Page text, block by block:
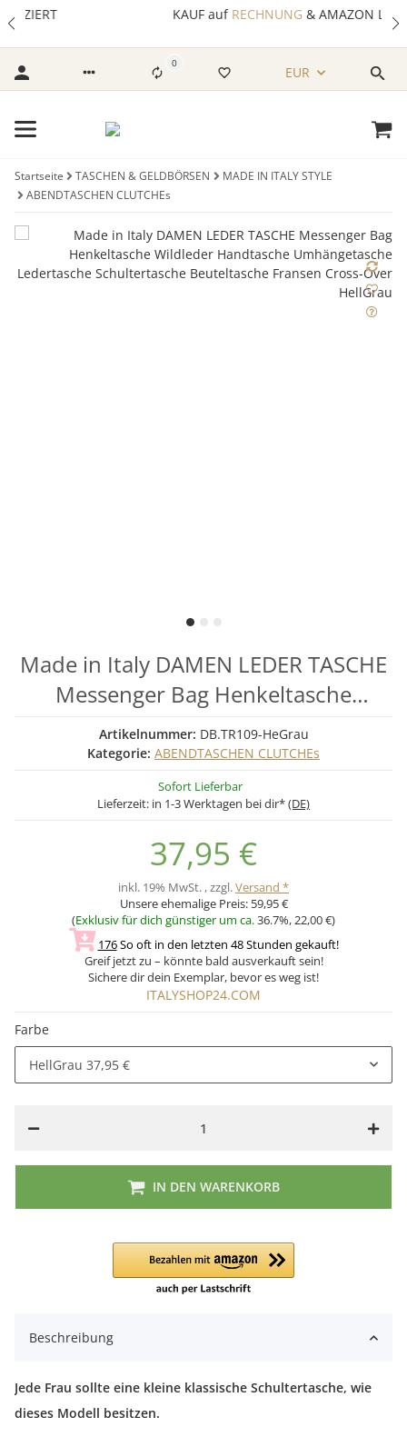
RECHNUNG& AMAZON LOGIN & PAY
0
EUR
Startseite TASCHEN & GELDBÖRSEN
MADE IN ITALY STYLE
ABENDTASCHEN CLUTCHEs
Made in Italy DAMEN LEDER TASCHE
Messenger Bag Henkeltasche
Wildleder Handtasche
Umhängetasche Ledertasche
Schultertasche Beuteltasche Fransen
Cross-Over HellGrau
Artikelnummer: DB.TR109-HeGrau
Kategorie: ABENDTASCHEN CLUTCHEs
Sofort Lieferbar
Lieferzeit: in 1-3 Werktagen bei dir*(DE)
37,95 €
inkl. 19% MwSt. , zzgl.Versand *
Unsere ehemalige Preis: 59,95 €
(Exklusiv für dich günstiger um ca.36.7%,22,00 €)
176So oft in den letzten 48 Stunden gekauft!
Greif jetzt zu – könnte bald ausverkauft sein!
Sichere dir dein Exemplar, bevor es weg ist!
ITALYSHOP24.COM
Farbe
HellGrau 37,95 €
IN DEN WARENKORB
Beschreibung
Jede Frau sollte eine kleine klassische Schultertasche, wie
dieses Modell besitzen.